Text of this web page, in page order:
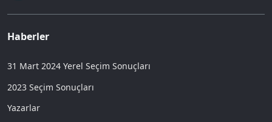
Haberler
31 Mart 2024 Yerel Seçim Sonuçları
2023 Seçim Sonuçları
Yazarlar